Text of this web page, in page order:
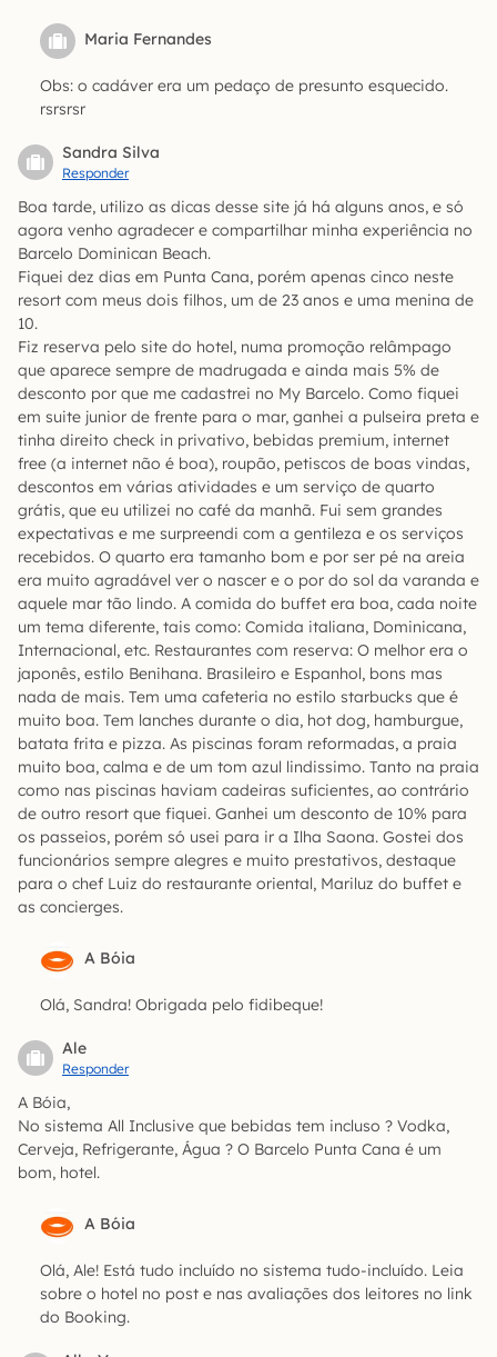
Maria Fernandes
Obs: o cadáver era um pedaço de presunto esquecido.
rsrsrsr
Sandra Silva
Responder
Boa tarde, utilizo as dicas desse site já há alguns anos, e só
agora venho agradecer e compartilhar minha experiência no
Barcelo Dominican Beach.
Fiquei dez dias em Punta Cana, porém apenas cinco neste
resort com meus dois filhos, um de 23 anos e uma menina de
10.
Fiz reserva pelo site do hotel, numa promoção relâmpago
que aparece sempre de madrugada e ainda mais 5% de
desconto por que me cadastrei no My Barcelo. Como fiquei
em suite junior de frente para o mar, ganhei a pulseira preta e
tinha direito check in privativo, bebidas premium, internet
free (a internet não é boa), roupão, petiscos de boas vindas,
descontos em várias atividades e um serviço de quarto
grátis, que eu utilizei no café da manhã. Fui sem grandes
expectativas e me surpreendi com a gentileza e os serviços
recebidos. O quarto era tamanho bom e por ser pé na areia
era muito agradável ver o nascer e o por do sol da varanda e
aquele mar tão lindo. A comida do buffet era boa, cada noite
um tema diferente, tais como: Comida italiana, Dominicana,
Internacional, etc. Restaurantes com reserva: O melhor era o
japonês, estilo Benihana. Brasileiro e Espanhol, bons mas
nada de mais. Tem uma cafeteria no estilo starbucks que é
muito boa. Tem lanches durante o dia, hot dog, hamburgue,
batata frita e pizza. As piscinas foram reformadas, a praia
muito boa, calma e de um tom azul lindissimo. Tanto na praia
como nas piscinas haviam cadeiras suficientes, ao contrário
de outro resort que fiquei. Ganhei um desconto de 10% para
os passeios, porém só usei para ir a Ilha Saona. Gostei dos
funcionários sempre alegres e muito prestativos, destaque
para o chef Luiz do restaurante oriental, Mariluz do buffet e
as concierges.
A Bóia
Olá, Sandra! Obrigada pelo fidibeque!
Ale
Responder
A Bóia,
No sistema All Inclusive que bebidas tem incluso ? Vodka,
Cerveja, Refrigerante, Água ? O Barcelo Punta Cana é um
bom, hotel.
A Bóia
Olá, Ale! Está tudo incluído no sistema tudo-incluído. Leia
sobre o hotel no post e nas avaliações dos leitores no link
do Booking.